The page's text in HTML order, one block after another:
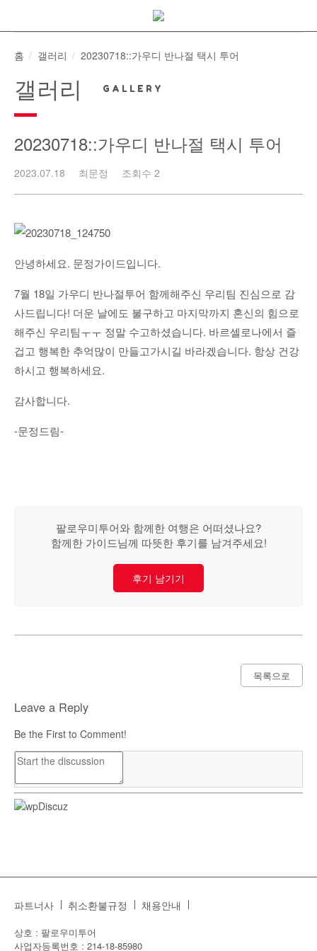
content
홈
갤러리 20230718::가우디 반나절 택시 투어
갤러리
20230718::가우디 반나절 택시 투어
2023.07.18 최문정 조회수 2
안녕하세요. 문정가이드입니다.
7월 18일 가우디 반나절투어 함께해주신 우리팀 진심으로 감
사드립니다! 더운 날에도 불구하고 마지막까지 혼신의 힘으로
해주신 우리팀ㅜㅜ 정말 수고하셨습니다. 바르셀로나에서 즐
겁고 행복한 추억많이 만들고가시길 바라겠습니다. 항상 건강
하시고 행복하세요.
감사합니다.
-문정드림-
팔로우미투어와 함께한 여행은 어떠셨나요?
함께한 가이드님께 따뜻한 후기를 남겨주세요!
후기 남기기
목록으로
Leave a Reply
Be the First to Comment!
파트너사 취소환불규정 채용안내
상호 : 팔로우미투어
사업자등록번호 : 214-18-85980